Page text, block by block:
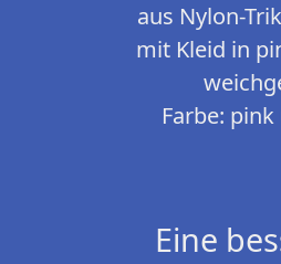
aus Nylon-
mit Kleid in
Farbe:
Eine